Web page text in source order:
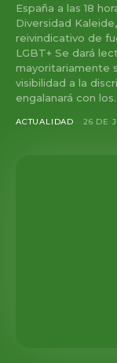
España a las 18
Diversidad
reivindicativo de
LGBT+ Se dará
mayoritariamente
visibilidad a la
engalanará con
ACTUALIDAD 26 DE